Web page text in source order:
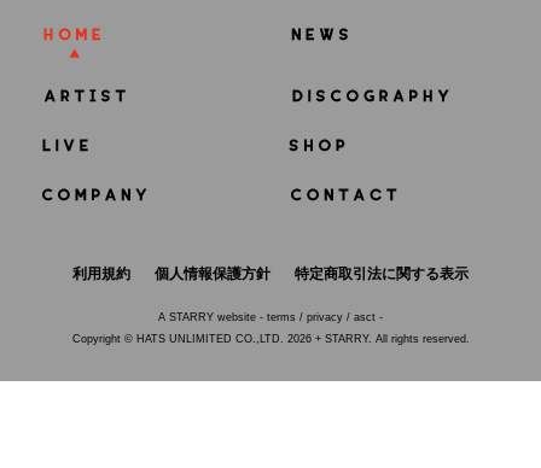
利用規約 個人情報保護方針 特定商取引法に関する表示
A STARRY website - terms / privacy / asct -
Copyright © HATS UNLIMITED CO.,LTD. 2026 + STARRY. All rights reserved.